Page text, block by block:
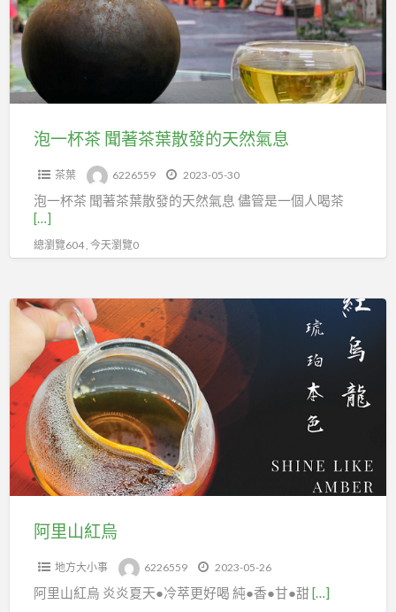
聞
著
茶
葉
散
泡一杯茶 聞著茶葉散發的天然氣息
茶葉 6226559 2023-05-30
泡一杯茶 聞著茶葉散發的天然氣息 儘管是一個人喝茶
[…]
總瀏覽604 , 今天瀏覽0
阿
山
紅
烏
阿里山紅烏
地方大小事 6226559 2023-05-26
阿里山紅烏 炎炎夏天●冷萃更好喝 純●香●甘●甜[…]